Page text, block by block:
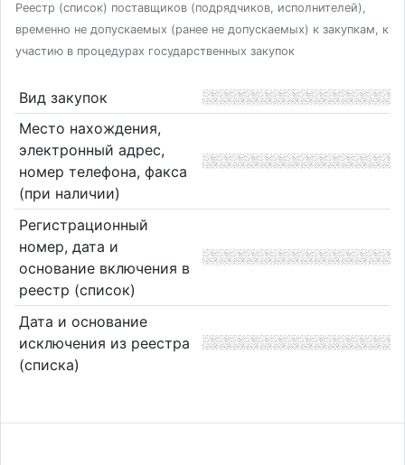
Реестр (список) поставщиков (подрядчиков, исполнителей),
временно не допускаемых (ранее не допускаемых) к закупкам, к
участию в процедурах государственных закупок
Вид закупок
Место нахождения,
электронный адрес,
номер телефона, факса
(при наличии)
Регистрационный
номер, дата и
основание включения в
реестр (список)
Дата и основание
исключения из реестра
(списка)